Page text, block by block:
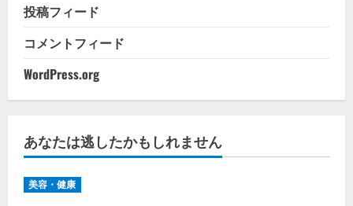
投稿フィード
コメントフィード
WordPress.org
あなたは逃したかもしれません
美容・健康